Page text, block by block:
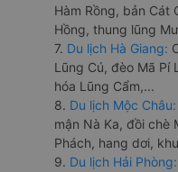
Hàm Rồng, bản Cát
Hồng, thung lũng
7. Du lịch Hà Giang:
Lũng Cú, đèo Mã Pí
hóa Lũng Cẩm,...
8. Du lịch Mộc Châu:
mận Nà Ka, đồi chè
Phách, hang dơi,
9. Du lịch Hải Phòng: